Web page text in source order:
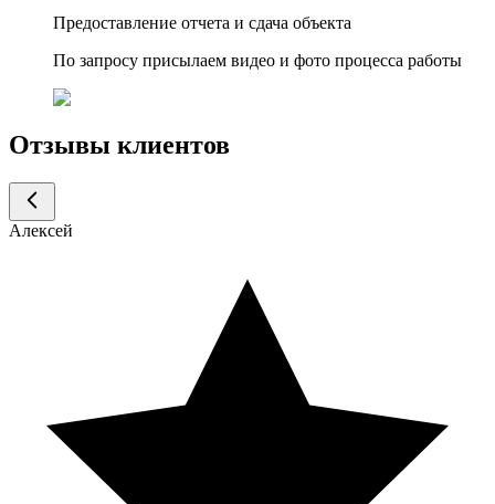
Предоставление отчета и сдача объекта
По запросу присылаем видео и фото процесса работы
Отзывы клиентов
Алексей